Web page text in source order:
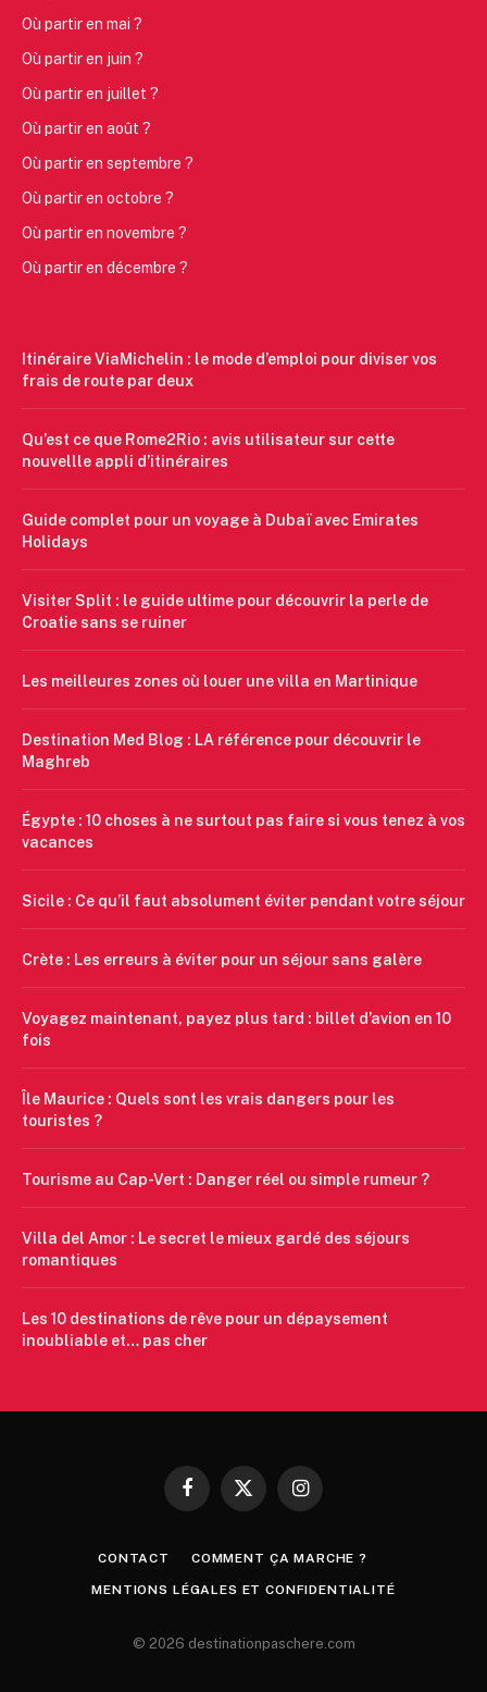
Où partir en mai ?
Où partir en juin ?
Où partir en juillet ?
Où partir en août ?
Où partir en septembre ?
Où partir en octobre ?
Où partir en novembre ?
Où partir en décembre ?
Itinéraire ViaMichelin : le mode d’emploi pour diviser vos
frais de route par deux
Qu’est ce que Rome2Rio : avis utilisateur sur cette
nouvellle appli d’itinéraires
Guide complet pour un voyage à Dubaï avec Emirates
Holidays
Visiter Split : le guide ultime pour découvrir la perle de
Croatie sans se ruiner
Les meilleures zones où louer une villa en Martinique
Destination Med Blog : LA référence pour découvrir le
Maghreb
Égypte : 10 choses à ne surtout pas faire si vous tenez à vos
vacances
Sicile : Ce qu’il faut absolument éviter pendant votre séjour
Crète : Les erreurs à éviter pour un séjour sans galère
Voyagez maintenant, payez plus tard : billet d’avion en 10
fois
Île Maurice : Quels sont les vrais dangers pour les
touristes ?
Tourisme au Cap-Vert : Danger réel ou simple rumeur ?
Villa del Amor : Le secret le mieux gardé des séjours
romantiques
Les 10 destinations de rêve pour un dépaysement
inoubliable et… pas cher
Facebook
X
Instagram
CONTACT COMMENT ÇA MARCHE ?
MENTIONS LÉGALES ET CONFIDENTIALITÉ
© 2026 destinationpaschere.com